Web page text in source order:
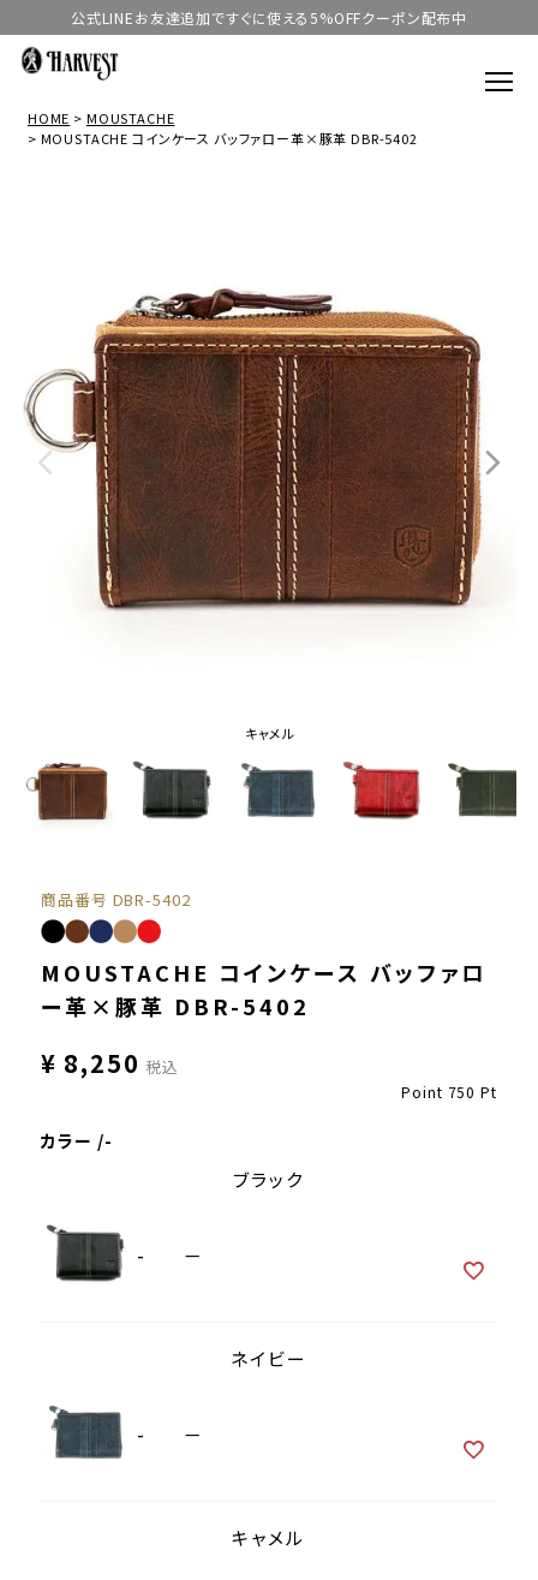
公式LINEお友達追加ですぐに使える5%OFFクーポン配布中
HOME
MOUSTACHE
MOUSTACHE コインケース バッファロー革×豚革 DBR-5402
キャメル
商品番号 DBR-5402
MOUSTACHE コインケース バッファロ
ー革×豚革 DBR-5402
¥ 8,250 税込
Point 750 Pt
カラー -
ブラック
- —
ネイビー
- —
キャメル